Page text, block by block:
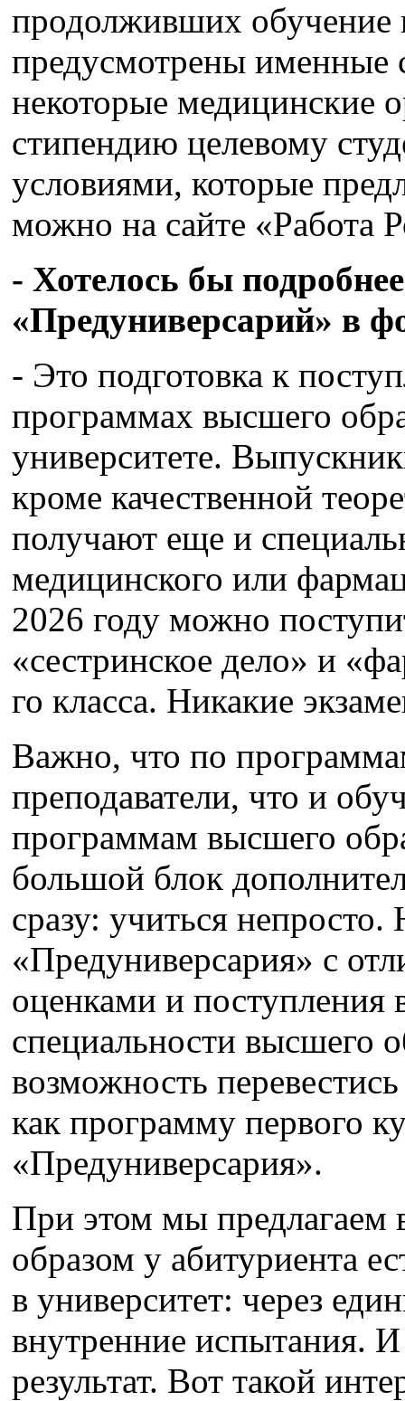
продолживших обучение
предусмотрены именные
некоторые медицинские
стипендию целевому
условиями, которые
можно на сайте «Работа
- Хотелось бы
«Предуниверсарий» в
- Это подготовка к
программах высшего
университете.
кроме качественной
получают еще и
медицинского или
2026 году можно
«сестринское дело» и
го класса. Никакие
Важно, что по
преподаватели, что и
программам высшего
большой блок
сразу: учиться
«Предуниверсария» с
оценками и поступления
специальности высшего
возможность
как программу первого
«Предуниверсария».
При этом мы предлагаем
образом у абитуриента
в университет: через
внутренние испытания.
результат. Вот такой